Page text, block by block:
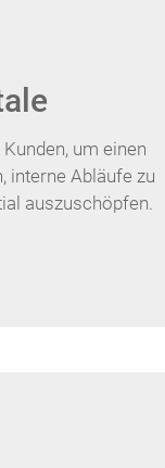
um einen
interne Abläufe zu
auszuschöpfen.